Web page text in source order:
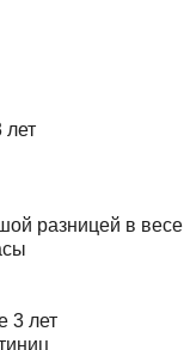
лет
разницей в весе
3 лет